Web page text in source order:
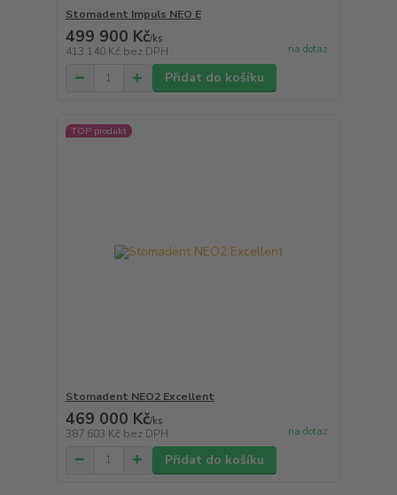
Stomadent Impuls NEO E
499 900 Kč/ks
413 140 Kč bez DPH na dotaz
Přidat do košíku
TOP produkt
Stomadent NEO2 Excellent
469 000 Kč/ks
387 603 Kč bez DPH na dotaz
Přidat do košíku